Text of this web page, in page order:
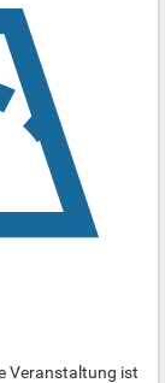
Veranstaltung ist